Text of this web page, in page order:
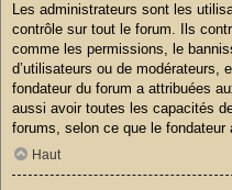
Les administrateurs sont les
contrôle sur tout le forum. Ils
comme les permissions, le
d’utilisateurs ou de modérateurs,
fondateur du forum a attribuées
aussi avoir toutes les capacités
forums, selon ce que le fondateur
Haut